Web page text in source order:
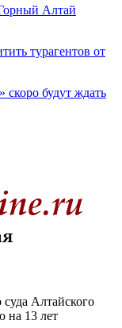
Алтай
турагентов от
будут ждать
Алтайского
на 13 лет